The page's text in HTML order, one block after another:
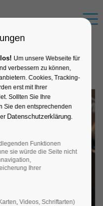
Um unsere Webseite für
verbessern zu können,
Cookies, Tracking-
erst mit Ihrer
Sollten Sie Ihre
Sie den entsprechenden
Datenschutzerklärung.
Funktionen
sie würde die Seite nicht
Ihrer
Videos, Schriftarten)